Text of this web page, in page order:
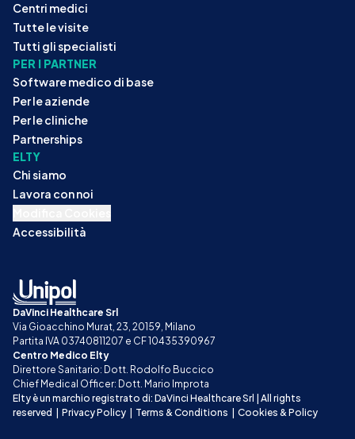
Centri medici
Tutte le visite
Tutti gli specialisti
PER I PARTNER
Software medico di base
Per le aziende
Per le cliniche
Partnerships
ELTY
Chi siamo
Lavora con noi
Accessibilità
DaVinci Healthcare Srl
Via Gioacchino Murat, 23, 20159, Milano
Partita IVA 03740811207 e CF 10435390967
Centro Medico Elty
Direttore Sanitario: Dott. Rodolfo Buccico
Chief Medical Officer: Dott. Mario Improta
Elty è un marchio registrato di: DaVinci Healthcare Srl | All rights
reserved
Privacy Policy Terms & Conditions Cookies & Policy